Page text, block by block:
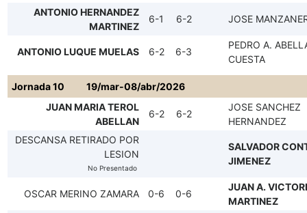
ANTONIO HERNANDEZ
MARTINEZ
6-1 6-2 JOSE
ANTONIO LUQUE MUELAS 6-2 6-3
PEDRO A.
CUESTA
Jornada 10
19/mar-08/abr/2026
JUAN MARIA TEROL
ABELLAN
6-2 6-2
JOSE SANCHEZ
HERNANDEZ
DESCANSA RETIRADO POR
LESION
No Presentado
SALVADOR
JIMENEZ
OSCAR MERINO ZAMARA 0-6 0-6
JUAN A.
MARTINEZ